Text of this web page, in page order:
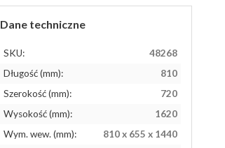
Dane techniczne
SKU:
48268
Długość (mm):
810
Szerokość (mm):
720
Wysokość (mm):
1620
Wym. wew. (mm):
810 x 655 x 1440